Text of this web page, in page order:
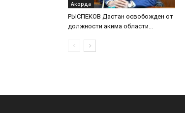
Акорда
РЫСПЕКОВ Дастан освобожден от
должности акима области...